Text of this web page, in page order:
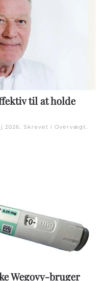
til at holde
2026. Skrevet i Overvægt.
Wegovy-bruger